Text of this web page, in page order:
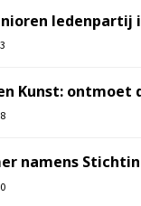
ledenpartij
Kunst: ontmoet
namens